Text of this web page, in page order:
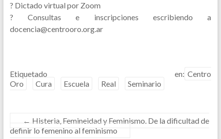
? Dictado virtual por Zoom
? Consultas e inscripciones escribiendo a
docencia@centrooro.org.ar
Etiquetado en: Centro
Oro
Cura Escuela Real Seminario
← Histeria, Femineidad y Feminismo. De la dificultad de
definir lo femenino al feminismo